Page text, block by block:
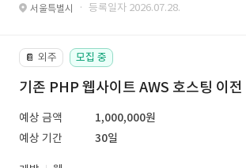
서울특별시 · 등록일자 2026.07.28.
📔 외주 모집 중
기존 PHP 웹사이트 AWS 호스팅 이전
예상 금액
1,000,000원
예상 기간
30일